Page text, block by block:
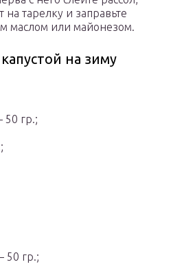
на тарелку и заправьте
маслом или майонезом.
на зиму
50 гр.;
50 гр.;